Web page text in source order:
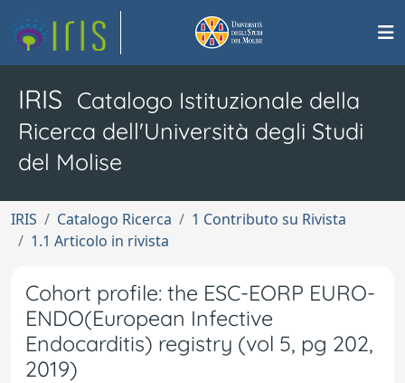
IRIS Catalogo Istituzionale della
Ricerca dell'Università degli Studi
del Molise
IRIS Catalogo Ricerca
1 Contributo su Rivista
1.1 Articolo in rivista
Cohort profile: the ESC-EORP EURO-
ENDO(European Infective
Endocarditis) registry (vol 5, pg 202,
2019)